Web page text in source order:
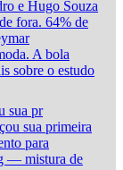
sua pr